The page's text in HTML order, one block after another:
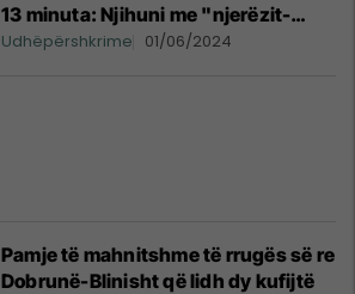
13 minuta: Njihuni me "njerëzit-
peshq" nga Indonezia
Udhëpërshkrime 01/06/2024
Pamje të mahnitshme të rrugës së re
Dobrunë-Blinisht që lidh dy kufijtë